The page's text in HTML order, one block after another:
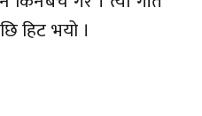
हिट भयो ।